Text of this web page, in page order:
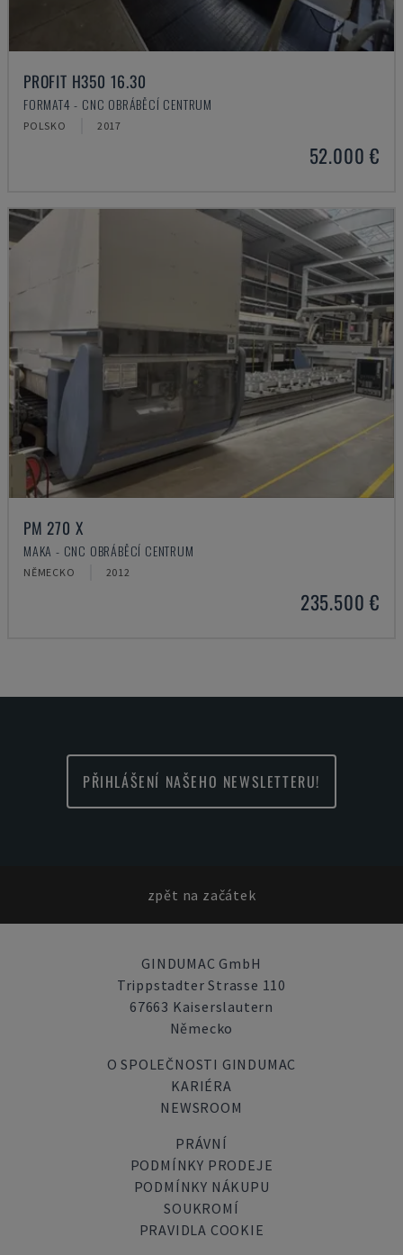
PROFIT H350 16.30
FORMAT4 - CNC OBRÁBĚCÍ CENTRUM
POLSKO 2017
52.000 €
PM 270 X
MAKA - CNC OBRÁBĚCÍ CENTRUM
NĚMECKO 2012
235.500 €
PŘIHLÁŠENÍ NAŠEHO NEWSLETTERU!
zpět na začátek
GINDUMAC GmbH
Trippstadter Strasse 110
67663 Kaiserslautern
Německo
O SPOLEČNOSTI GINDUMAC
KARIÉRA
NEWSROOM
PRÁVNÍ
PODMÍNKY PRODEJE
PODMÍNKY NÁKUPU
SOUKROMÍ
PRAVIDLA COOKIE